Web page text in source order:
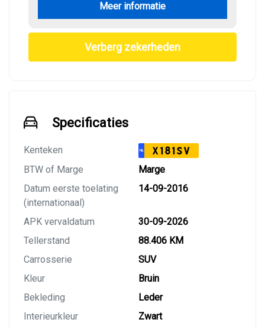
Meer informatie
Verberg zekerheden
Specificaties
Kenteken NL X181SV
BTW of Marge
Marge
Datum eerste toelating
(internationaal)
14-09-2016
APK vervaldatum
30-09-2026
Tellerstand
88.406 KM
Carrosserie
SUV
Kleur
Bruin
Bekleding
Leder
Interieurkleur
Zwart